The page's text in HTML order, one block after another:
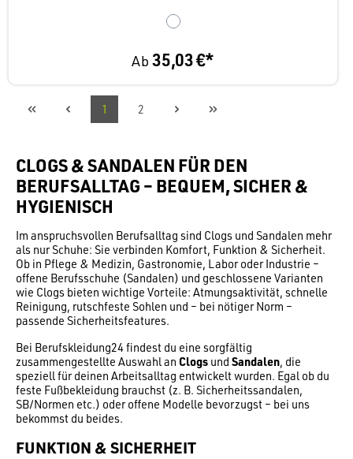
Ab35,03 €*
1 2
CLOGS & SANDALEN FÜR DEN
BERUFSALLTAG – BEQUEM, SICHER &
HYGIENISCH
Im anspruchsvollen Berufsalltag sind Clogs und Sandalen mehr
als nur Schuhe: Sie verbinden Komfort, Funktion & Sicherheit.
Ob in Pflege & Medizin, Gastronomie, Labor oder Industrie –
offene Berufs­schuhe (Sandalen) und geschlossene Varianten
wie Clogs bieten wichtige Vorteile: Atmungsaktivität, schnelle
Reinigung, rutschfeste Sohlen und – bei nötiger Norm –
passende Sicherheitsfeatures.
Bei Berufskleidung24 findest du eine sorgfältig
zusammengestellte Auswahl an Clogs und Sandalen, die
speziell für deinen Arbeits­alltag entwickelt wurden. Egal ob du
feste Fußbekleidung brauchst (z. B. Sicherheitssandalen,
SB/Normen etc.) oder offene Modelle bevorzugst – bei uns
bekommst du beides.
FUNKTION & SICHERHEIT